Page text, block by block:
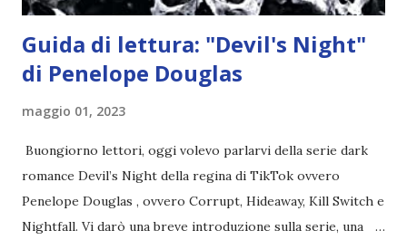
Guida di lettura: "Devil's Night"
di Penelope Douglas
maggio 01, 2023
Buongiorno lettori, oggi volevo parlarvi della serie dark
romance Devil’s Night della regina di TikTok ovvero
Penelope Douglas , ovvero Corrupt, Hideaway, Kill Switch e
Nightfall. Vi darò una breve introduzione sulla serie, una